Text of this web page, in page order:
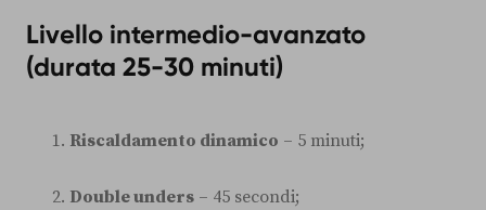
Livello intermedio-avanzato
(durata 25-30 minuti)
Riscaldamento dinamico – 5 minuti;
Double unders – 45 secondi;